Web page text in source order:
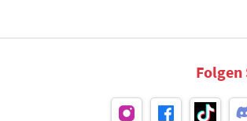
Folgen